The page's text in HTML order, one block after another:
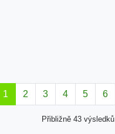
1 2 3 4 5 6
Přibližně 43 výsledků